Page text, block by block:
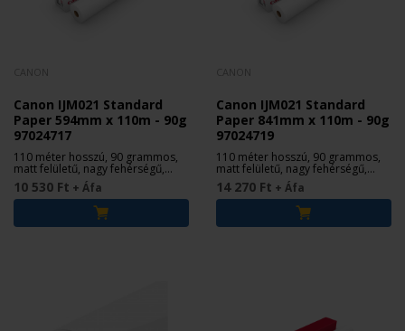
Canon IJM021 Standard
Paper 594mm x 110m - 90g
97024717
110 méter hosszú, 90 grammos,
matt felületű, nagy fehérségű,
bevonat nélküli tekercs papír.
10 530 Ft + Áfa
Canon IJM021 Standard
Paper 841mm x 110m - 90g
97024719
110 méter hosszú, 90 grammos,
matt felületű, nagy fehérségű,
bevonat nélküli tekercs papír.
14 270 Ft + Áfa